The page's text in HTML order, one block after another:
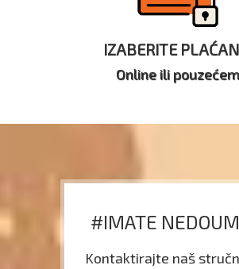
IZABERITE
Online ili pouzećem
#IMATE
Kontaktirajte naš